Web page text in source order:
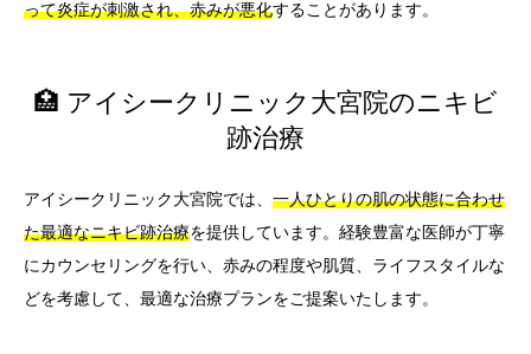
って炎症が刺激され、赤みが悪化することがあります。
🏥 アイシークリニック大宮院のニキビ
跡治療
アイシークリニック大宮院では、 一人ひとりの肌の状態に合わせ
た最適なニキビ跡治療を提供しています。経験豊富な医師が丁寧
にカウンセリングを行い、赤みの程度や肌質、ライフスタイルな
どを考慮して、最適な治療プランをご提案いたします。